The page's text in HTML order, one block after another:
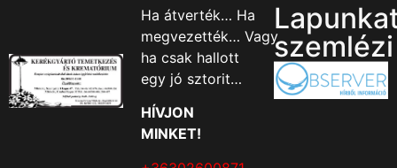
Ha átverték… Ha
megvezették… Vagy
ha csak hallott
egy jó sztorit…
HÍVJON
MINKET!
szemlézi